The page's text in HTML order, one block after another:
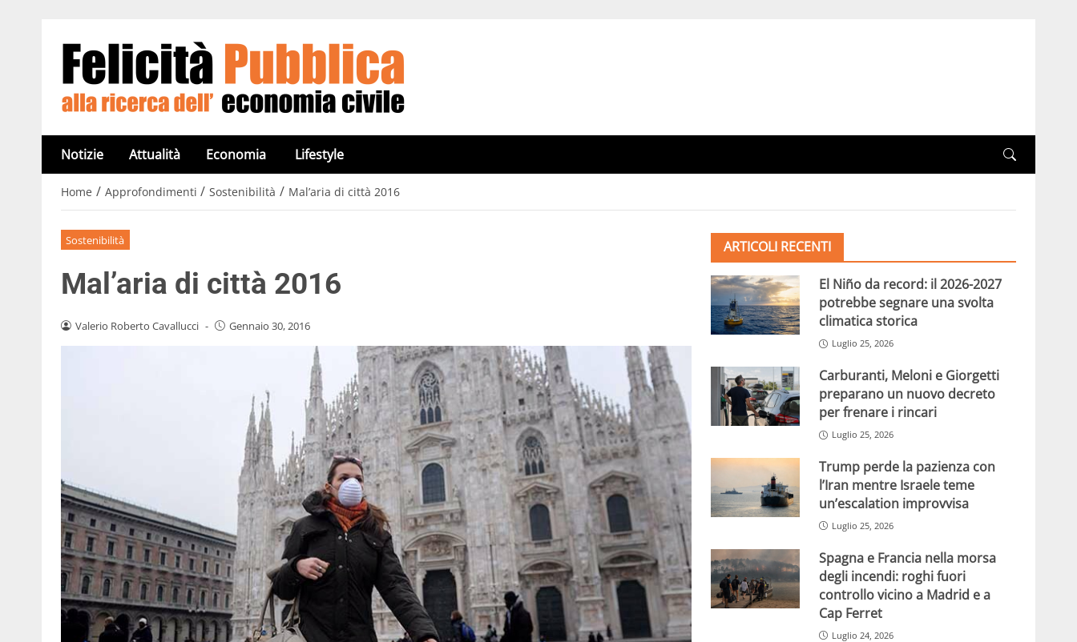
Notizie Attualità Economia Lifestyle
Home / Approfondimenti / Sostenibilità / Mal’aria di città 2016
Sostenibilità
Mal’aria di città 2016
Valerio Roberto Cavallucci - Gennaio 30, 2016
ARTICOLI RECENTI
El Niño da record: il 2026-2027
potrebbe segnare una svolta
climatica storica
Luglio 25, 2026
Carburanti, Meloni e Giorgetti
preparano un nuovo decreto
per frenare i rincari
Luglio 25, 2026
Trump perde la pazienza con
l’Iran mentre Israele teme
un’escalation improvvisa
Luglio 25, 2026
Spagna e Francia nella morsa
degli incendi: roghi fuori
controllo vicino a Madrid e a
Cap Ferret
Luglio 24, 2026